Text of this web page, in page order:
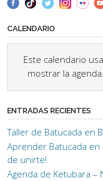
CALENDARIO
Este calendario
mostrar la
ENTRADAS RECIENTES
Taller de Batucada en
Aprender Batucada en
de unirte!
Agenda de Ketubara –